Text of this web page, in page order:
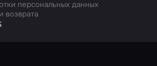
персональных данных
возврата